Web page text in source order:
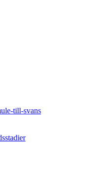
till-svans